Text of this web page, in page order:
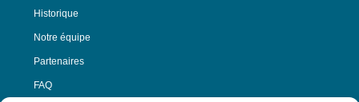
Historique
Notre équipe
Partenaires
FAQ